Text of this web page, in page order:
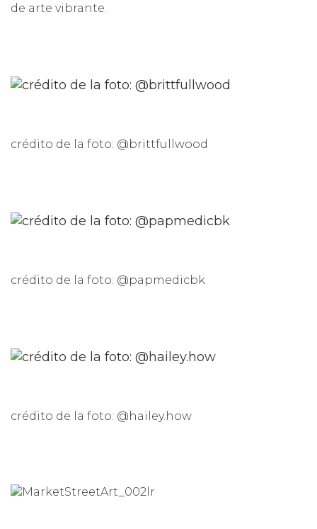
de arte vibrante.
crédito de la foto: @brittfullwood
crédito de la foto: @papmedicbk
crédito de la foto: @hailey.how